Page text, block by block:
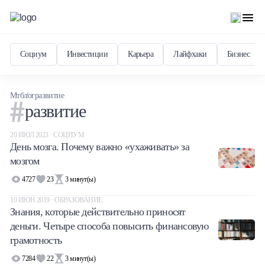
Социум Инвестиции Карьера Лайфхаки Бизнес
Мтблогразвитие
развитие
20 ИЮЛ 2023 · СОЦИУМ
День мозга. Почему важно «ухаживать» за
мозгом
4727 23 3минут(ы)
10 ИЮН 2019 · ОБРАЗОВАНИЕ
Знания, которые действительно приносят
деньги. Четыре способа повысить финансовую
грамотность
7284 22 3минут(ы)